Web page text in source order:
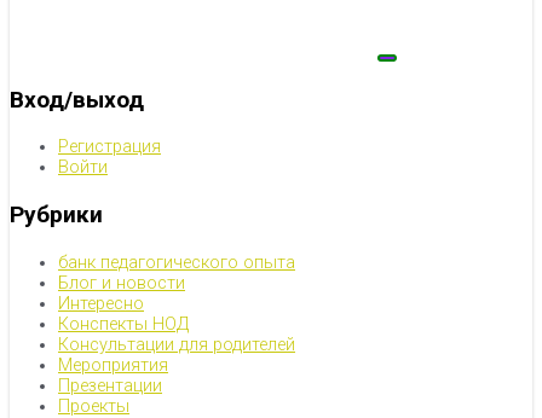
Вход/выход
Регистрация
Войти
Рубрики
банк педагогического опыта
Блог и новости
Интересно
Конспекты НОД
Консультации для родителей
Мероприятия
Презентации
Проекты